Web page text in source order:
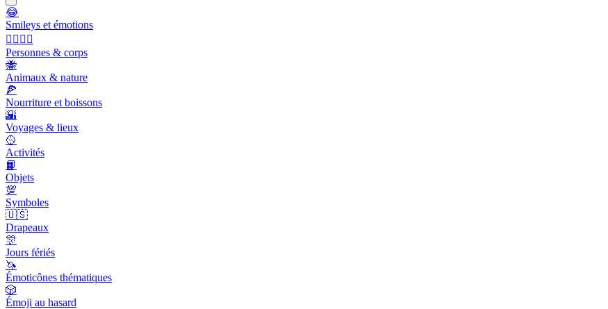
😂
Smileys et émotions
👩‍❤️‍💋‍👨
Personnes & corps
🐝
Animaux & nature
🍕
Nourriture et boissons
🌇
Voyages & lieux
🥎
Activités
📙
Objets
💯
Symboles
🇺🇸
Drapeaux
🎊
Jours fériés
🦄
Émoticônes thématiques
🎲
Émoji au hasard